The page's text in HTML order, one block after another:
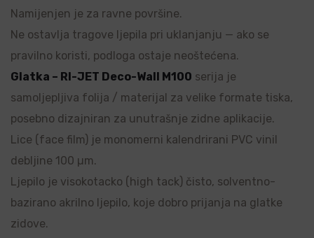
Namijenjen je za ravne površine.
Ne ostavlja tragove ljepila pri uklanjanju — ako se
pravilno koristi, podloga ostaje neoštećena.
Glatka – RI-JET Deco-Wall M100 serija je
samoljepljiva folija / materijal za velike formate tiska,
posebno dizajniran za unutrašnje zidne aplikacije.
Lice (face film) je monomerni kalendrirani PVC vinil
debljine 100 µm.
Ljepilo je visokotacko (high tack) čisto, solventno-
bazirano akrilno ljepilo, koje dobro prijanja na glatke
zidove.